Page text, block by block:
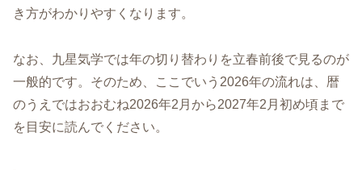
き方がわかりやすくなります。
なお、九星気学では年の切り替わりを立春前後で見るのが
一般的です。そのため、ここでいう2026年の流れは、暦
のうえではおおむね2026年2月から2027年2月初め頃まで
を目安に読んでください。